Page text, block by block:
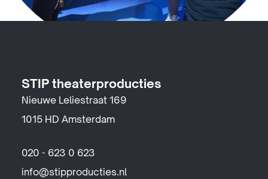
STIP theaterproducties
Nieuwe Leliestraat 169
1015 HD Amsterdam
020 - 623 0 623
info@stipproducties.nl